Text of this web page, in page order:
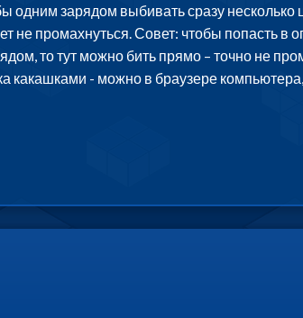
одним зарядом выбивать сразу несколько
промахнуться. Совет: чтобы попасть в
то тут можно бить прямо – точно не
какашками - можно в браузере